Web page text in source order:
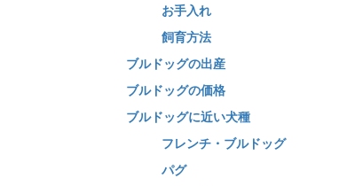
お手入れ
飼育方法
ブルドッグの出産
ブルドッグの価格
ブルドッグに近い犬種
フレンチ・ブルドッグ
パグ